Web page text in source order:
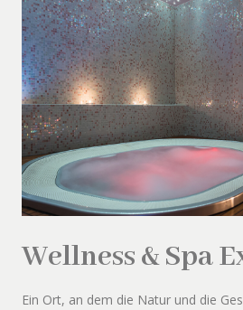
Wellness & Spa
Ein Ort, an dem die Natur und die